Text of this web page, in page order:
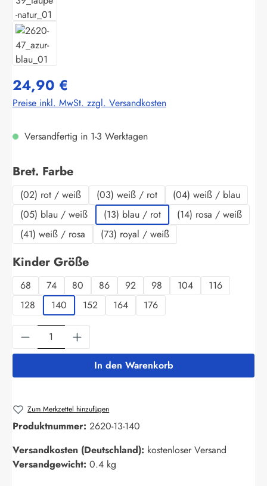
24,90 €
Preise inkl. MwSt. zzgl. Versandkosten
Versandfertig in 1-3 Werktagen
Bret. Farbeauswählen
(02) rot / weiß (03) weiß / rot
(04) weiß / blau
(05) blau / weiß
(13) blau / rot
(14) rosa / weiß
(41) weiß / rosa
(73) royal / weiß
Kinder Größeauswählen
68 74 80 86 92 98 104
116
128
140 152 164 176
Produkt Anzahl: Gib den gewünschten
In den Warenkorb
Zum Merkzettel hinzufügen
Produktnummer: 2620-13-140
Versandkosten (Deutschland): kostenloser Versand
Versandgewicht: 0.4 kg